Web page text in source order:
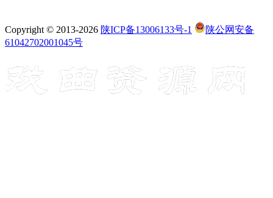
Copyright © 2013-2026 陕ICP备13006133号-1
陕公网安备
61042702001045号